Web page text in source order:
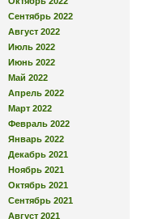
Сентябрь 2022
Август 2022
Июль 2022
Июнь 2022
Май 2022
Апрель 2022
Март 2022
Февраль 2022
Январь 2022
Декабрь 2021
Ноябрь 2021
Октябрь 2021
Сентябрь 2021
Август 2021